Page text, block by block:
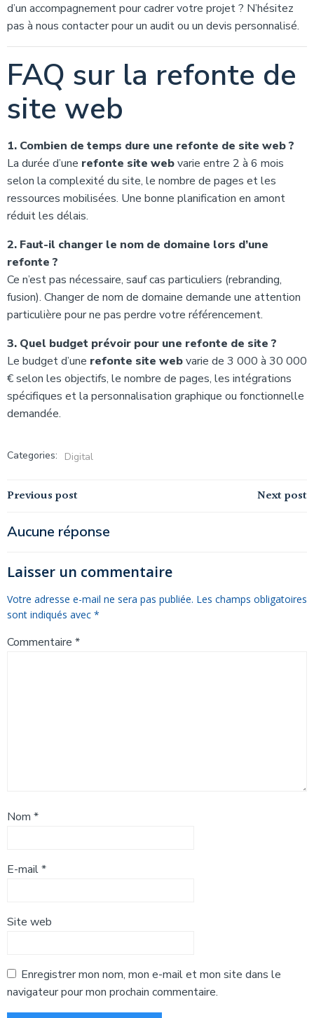
d’un accompagnement pour cadrer votre projet ? N’hésitez
pas à nous contacter pour un audit ou un devis personnalisé.
FAQ sur la refonte de
site web
1. Combien de temps dure une refonte de site web ?
La durée d’une refonte site webvarie entre 2 à 6 mois
selon la complexité du site, le nombre de pages et les
ressources mobilisées. Une bonne planification en amont
réduit les délais.
2. Faut-il changer le nom de domaine lors d’une
refonte ?
Ce n’est pas nécessaire, sauf cas particuliers (rebranding,
fusion). Changer de nom de domaine demande une attention
particulière pour ne pas perdre votre référencement.
3. Quel budget prévoir pour une refonte de site ?
Le budget d’une refonte site webvarie de 3 000 à 30 000
€ selon les objectifs, le nombre de pages, les intégrations
spécifiques et la personnalisation graphique ou fonctionnelle
demandée.
Categories: Digital
Navigation
de
l’article
Previous post Navigation
l’article
Next post
Aucune réponse
Laisser un commentaire
Votre adresse e-mail ne sera pas publiée. Les champs obligatoires
sont indiqués avec *
Commentaire *
Nom *
E-mail*
Site web
Enregistrer mon nom, mon e-mail et mon site dans le
navigateur pour mon prochain commentaire.